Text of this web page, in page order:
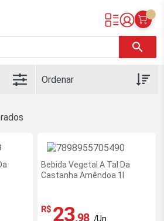
Online
search
Bebida Vegetal A Tal Da
Castanha Amêndoa 1l
R$ 23,98 /Un.